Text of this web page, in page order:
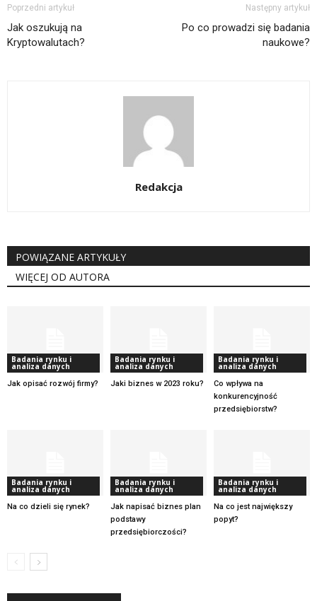
Poprzedni artykuł
Jak oszukują na
Kryptowalutach?
Następny artykuł
Po co prowadzi się badania
naukowe?
Redakcja
POWIĄZANE ARTYKUŁY
WIĘCEJ OD AUTORA
Badania rynku i
analiza danych
Jak opisać rozwój firmy?
Badania rynku i
analiza danych
Jaki biznes w 2023 roku?
Badania rynku i
analiza danych
Co wpływa na
konkurencyjność
przedsiębiorstw?
Badania rynku i
analiza danych
Na co dzieli się rynek?
Badania rynku i
analiza danych
Jak napisać biznes plan
podstawy
przedsiębiorczości?
Badania rynku i
analiza danych
Na co jest największy
popyt?